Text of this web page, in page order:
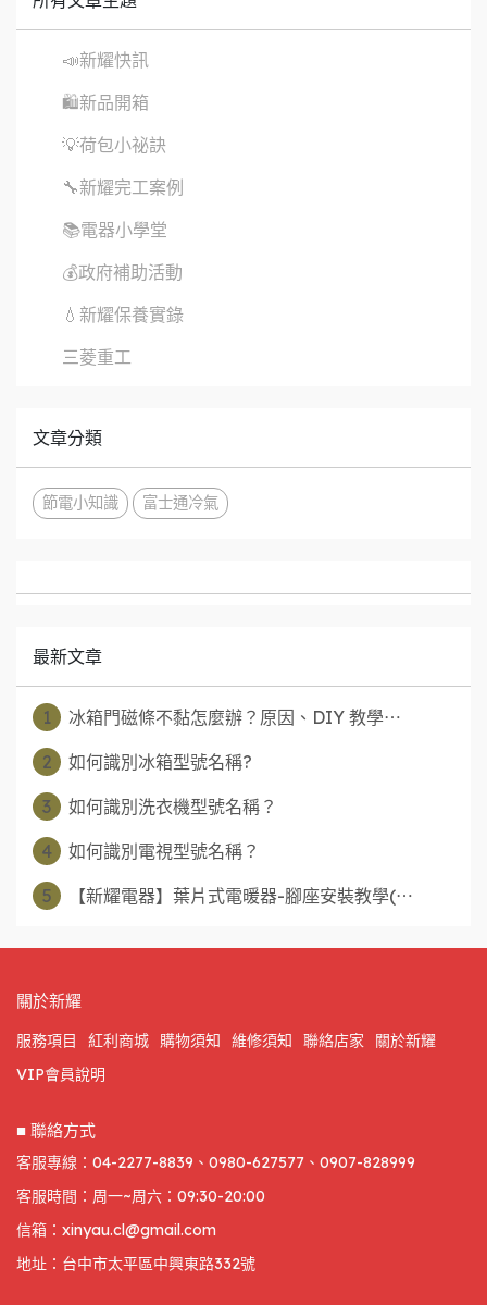
📣新耀快訊
🛍新品開箱
💡荷包小祕訣
🔧新耀完工案例
📚電器小學堂
💰政府補助活動
💧新耀保養實錄
三菱重工
文章分類
節電小知識 富士通冷氣
最新文章
1 冰箱門磁條不黏怎麼辦？原因、DIY 教學⋯
2 如何識別冰箱型號名稱?
3 如何識別洗衣機型號名稱？
4 如何識別電視型號名稱？
5 【新耀電器】葉片式電暖器-腳座安裝教學(⋯
關於新耀
服務項目 紅利商城 購物須知 維修須知 聯絡店家
關於新耀
VIP會員說明
■ 聯絡方式
客服專線：04-2277-8839、0980-627577、0907-828999
客服時間：周一~周六：09:30-20:00
信箱：xinyau.cl@gmail.com
地址：台中市太平區中興東路332號